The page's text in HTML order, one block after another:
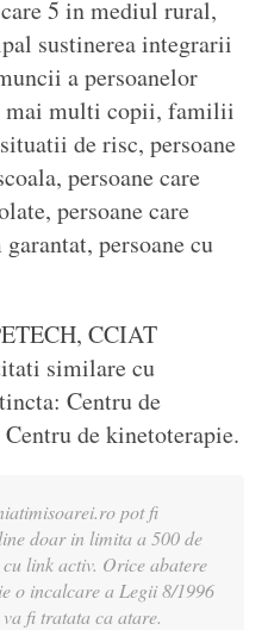
5 in mediul rural,
sustinerea integrarii
a persoanelor
mai multi copii, familii
de risc, persoane
persoane care
persoane care
persoane cu
CCIAT
similare cu
Centru de
de kinetoterapie.
pot fi
doar in limita a 500 de
link activ. Orice abatere
o incalcare a Legii 8/1996
fi tratata ca atare.